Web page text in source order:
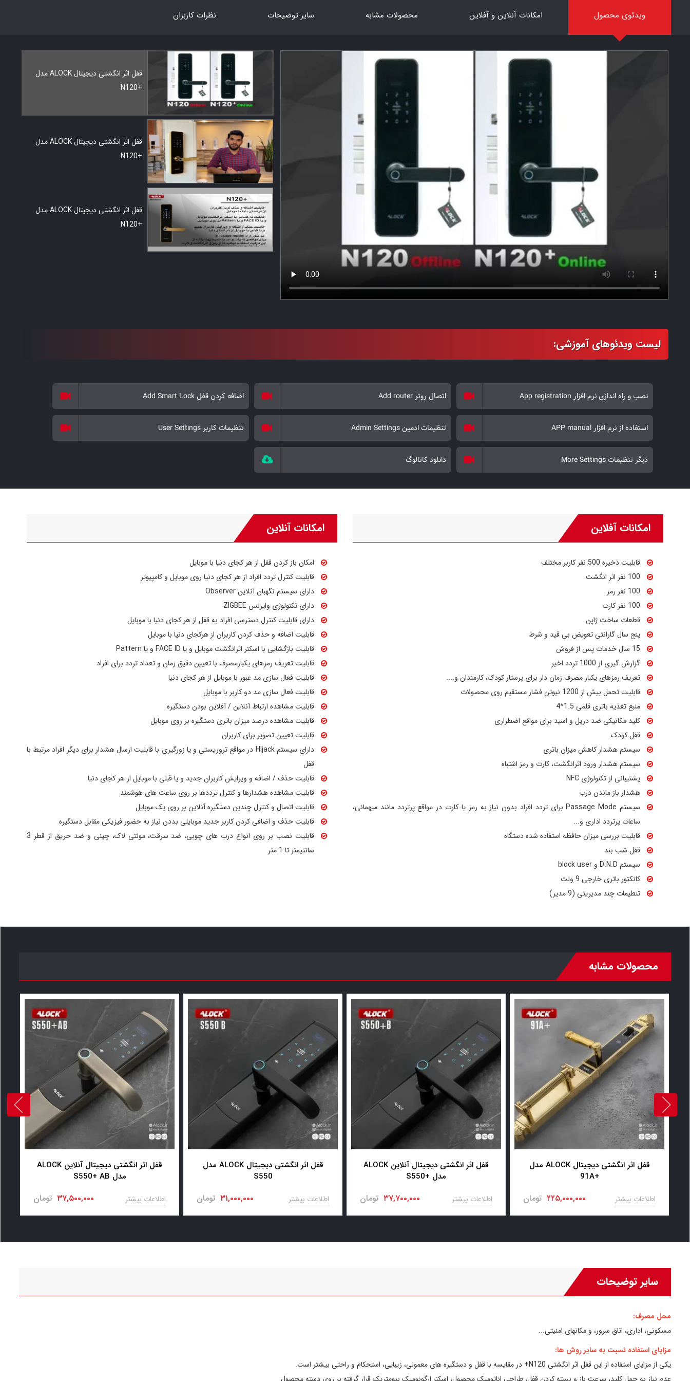
ویدئوی محصول امکانات آنلاین و آفلاین محصولات مشابه سایر توضیحات نظرات کاربران
قفل اثر انگشتی دیجیتال ALOCK مدل
+N120
قفل اثر انگشتی دیجیتال ALOCK مدل
+N120
قفل اثر انگشتی دیجیتال ALOCK مدل
+N120
نصب و راه اندازی نرم افزار App registration اتصال روتر Add router اضافه کردن قفل Add Smart Lock
استفاده از نرم افزار APP manual تنظیمات ادمین Admin Settings تنظیمات کاربر User Settings
دیگر تنظیمات More Settings دانلود کاتالوگ
امکانات آفلاین
قابلیت ذخیره 500 نفر کاربر مختلف
100 نفر اثر انگشت
100 نفر رمز
100 نفر کارت
قطعات ساخت ژاپن
پنج سال گارانتی تعویض بی قید و شرط
15 سال خدمات پس از فروش
گزارش گیری از 1000 تردد اخیر
تعریف رمزهای یکبار مصرف زمان دار برای پرستار کودک، کارمندان و....
قابلیت تحمل بیش از 1200 نیوتن فشار مستقیم روی محصولات
منبع تغذیه باتری قلمی 1.5*4
کلید مکانیکی ضد دریل و اسید برای مواقع اضطراری
قفل کودک
سیستم هشدار کاهش میزان باتری
سیستم هشدار ورود اثرانگشت، کارت و رمز اشتباه
پشتیبانی از تکنولوژی NFC
هشدار باز ماندن درب
سیستم Passage Mode برای تردد افراد بدون نیاز به رمز یا کارت در مواقع پرتردد مانند میهمانی،
ساعات پرتردد اداری و...
قابلیت بررسی میزان حافظه استفاده شده دستگاه
قفل شب بند
سیستم D.N.D و block user
کانکتور باتری خارجی 9 ولت
تنطیمات چند مدیریتی (9 مدیر)
امکانات آنلاین
امکان باز کردن قفل از هر کجای دنیا با موبایل
قابلیت کنترل تردد افراد از هر کجای دنیا روی موبایل و کامپیوتر
دارای سیستم نگهبان آنلاین Observer
دارای تکنولوژی وایرلس ZIGBEE
دارای قابلیت کنترل دسترسی افراد به قفل از هر کجای دنیا با موبایل
قابلیت اضافه و حذف کردن کاربران از هرکجای دنیا با موبایل
قابلیت بازگشایی با اسکنر اثرانگشت موبایل و یا FACE ID و یا Pattern
قابلیت تعریف رمزهای یکبارمصرف با تعیین دقیق زمان و تعداد تردد برای افراد
قابلیت فعال سازی مد عبور با موبایل از هر کجای دنیا
قابلیت فعال سازی مد دو کاربر با موبایل
قابلیت مشاهده ارتباط آنلاین / آفلاین بودن دستگیره
قابلیت مشاهده درصد میزان باتری دستگیره بر روی موبایل
قابلیت تعیین تصویر برای کاربران
دارای سیستم Hijack در مواقع تروریستی و یا زورگیری با قابلیت ارسال هشدار برای دیگر افراد مرتبط با
قفل
قابلیت حذف / اضافه و ویرایش کاربران جدید و یا قبلی با موبایل از هر کجای دنیا
قابلیت مشاهده هشدارها و کنترل ترددها بر روی ساعت های هوشمند
قابلیت اتصال و کنترل چندین دستگیره آنلاین بر روی یک موبایل
قابلیت حذف و اضافی کردن کاربر جدید موبایلی بددن نیاز به حضور فیزیکی مقابل دستگیره
قابلیت نصب بر روی انواع درب های چوبی، ضد سرقت، مولتی لاک، چینی و ضد حریق از قطر 3
سانتیمتر تا 1 متر
محصولات مشابه
قفل اثر انگشتی دیجیتال ALOCK مدل
+91A
اطلاعات بیشتر ۲۲۵,۰۰۰,۰۰۰ تومان
قفل اثر انگشتی دیجیتال آنلاین ALOCK
مدل +S550
اطلاعات بیشتر ۳۷,۷۰۰,۰۰۰ تومان
قفل اثر انگشتی دیجیتال ALOCK مدل
S550
اطلاعات بیشتر ۳۱,۰۰۰,۰۰۰ تومان
قفل اثر انگشتی دیجیتال آنلاین ALOCK
مدل S550+ AB
اطلاعات بیشتر ۳۷,۵۰۰,۰۰۰ تومان
سایر توضیحات
محل مصرف:
مسکونی، اداری، اتاق سرور، و مکانهای امنیتی...
مزایای استفاده نسبت به سایر روش ها:
یکی از مزایای استفاده از این قفل اثر انگشتی N120+ در مقایسه با قفل و دستگیره های معمولی، زیبایی، استحکام و راحتی بیشتر است.
عدم نیاز به حمل کلید، سرعت باز و بسته کردن قفل، طراحی اناتومیک محصول، اسکنر ارگونومیک بیومتریک قرار گرفته بر روی دسته محصول